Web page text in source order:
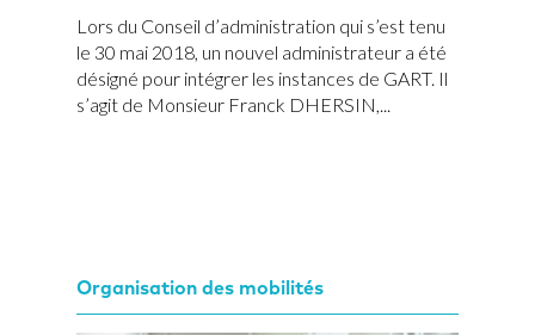
Lors du Conseil d’administration qui s’est tenu
le 30 mai 2018, un nouvel administrateur a été
désigné pour intégrer les instances de GART. Il
s’agit de Monsieur Franck DHERSIN,...
Organisation des mobilités